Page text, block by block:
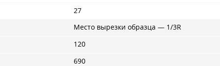
27
Место вырезки образца — 1/3R
120
690